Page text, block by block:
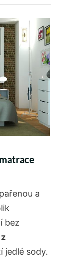
a
bez
jedlé sody.